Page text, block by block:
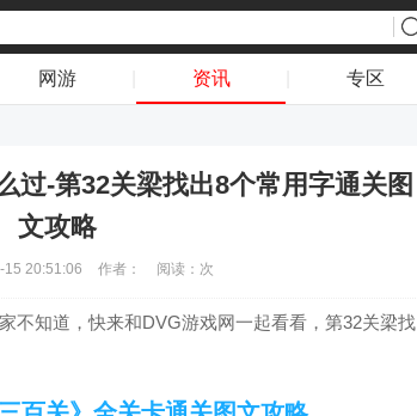
网游 资讯 专区
过-第32关梁找出8个常用字通关图
文攻略
15 20:51:06 作者： 阅读： 次
不知道，快来和DVG游戏网一起看看，第32关梁找